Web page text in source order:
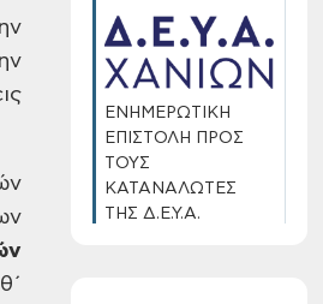
ΕΝΗΜΕΡΩΤΙΚΗ
ΕΠΙΣΤΟΛΗ ΠΡΟΣ
ΤΟΥΣ
ΚΑΤΑΝΑΛΩΤΕΣ
ΤΗΣ Δ.Ε.Υ.Α.